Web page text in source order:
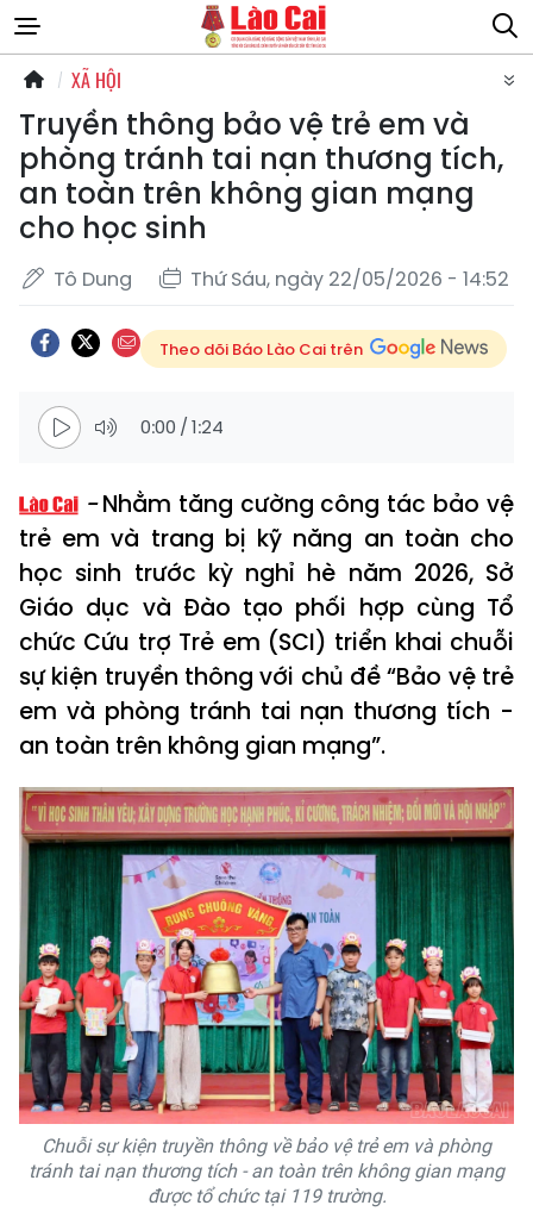
XÃ HỘI
Truyền thông bảo vệ trẻ em và
phòng tránh tai nạn thương tích,
an toàn trên không gian mạng
cho học sinh
Tô Dung Thứ Sáu, ngày 22/05/2026 - 14:52
Theo dõi Báo Lào Cai trên
0:00 /1:24
Nhằm tăng cường công tác bảo vệ
trẻ em và trang bị kỹ năng an toàn cho
học sinh trước kỳ nghỉ hè năm 2026, Sở
Giáo dục và Đào tạo phối hợp cùng Tổ
chức Cứu trợ Trẻ em (SCI) triển khai chuỗi
sự kiện truyền thông với chủ đề “Bảo vệ trẻ
em và phòng tránh tai nạn thương tích -
an toàn trên không gian mạng”.
Chuỗi sự kiện truyền thông về bảo vệ trẻ em và phòng
tránh tai nạn thương tích - an toàn trên không gian mạng
được tổ chức tại 119 trường.